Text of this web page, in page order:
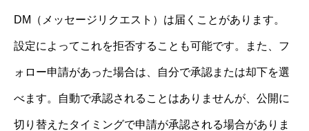
DM（メッセージリクエスト）は届くことがあります。
設定によってこれを拒否することも可能です。また、フ
ォロー申請があった場合は、自分で承認または却下を選
べます。自動で承認されることはありませんが、公開に
切り替えたタイミングで申請が承認される場合がありま